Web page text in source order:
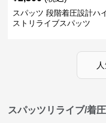
スパッツ 段階着圧設計ハ
ストリライブスパッツ
スパッツリライブ/着